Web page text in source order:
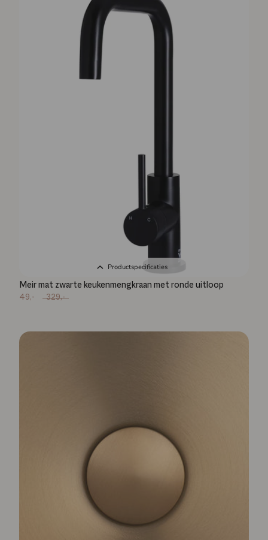
Productspecificaties
Meir mat zwarte keukenmengkraan met ronde uitloop
49,- 329,-